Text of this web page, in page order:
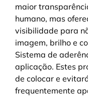
maior
humano, mas
visibilidade para
imagem, brilho e
Sistema de
aplicação. Estes
de colocar e
frequentemente